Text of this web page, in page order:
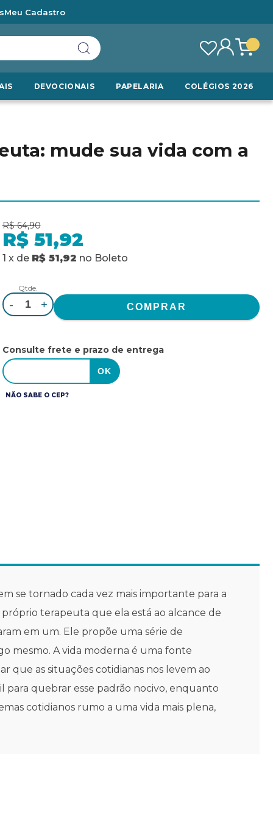
Meu Cadastro
DEVOCIONAIS PAPELARIA COLÉGIOS 2026
mude sua vida com a
R$ 64,90
R$ 51,92
1 x de R$ 51,92 no Boleto
Qtde.
- +
Consulte frete e prazo de entrega
NÃO SABE O CEP?
se tornado cada vez mais importante para a
terapeuta que ela está ao alcance de
em um. Ele propõe uma série de
mesmo. A vida moderna é uma fonte
que as situações cotidianas nos levem ao
para quebrar esse padrão nocivo, enquanto
cotidianos rumo a uma vida mais plena,